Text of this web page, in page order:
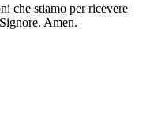
che stiamo per ricevere
Amen.